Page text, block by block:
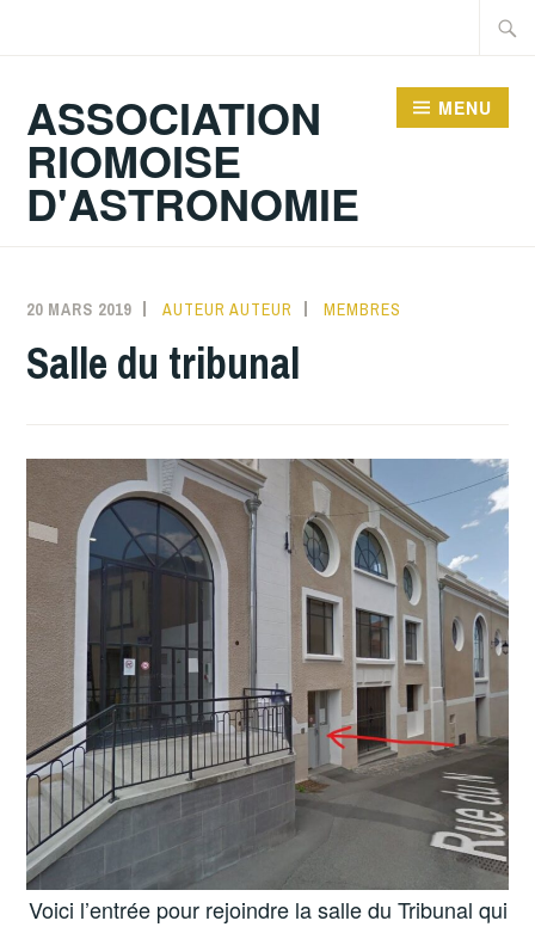
principal
ASSOCIATION
RIOMOISE
D'ASTRONOMIE
MENU
20 MARS 2019 AUTEUR AUTEUR MEMBRES
Salle du tribunal
Voici l’entrée pour rejoindre la salle du Tribunal qui